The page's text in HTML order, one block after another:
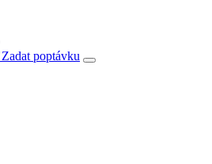
Zadat poptávku